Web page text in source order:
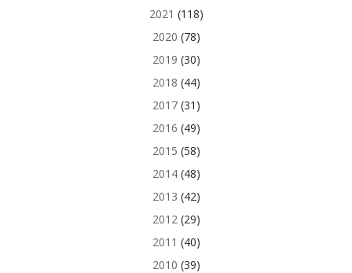
2021 (118)
2020 (78)
2019 (30)
2018 (44)
2017(31)
2016 (49)
2015 (58)
2014(48)
2013 (42)
2012(29)
2011 (40)
2010 (39)